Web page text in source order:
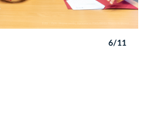
6/11